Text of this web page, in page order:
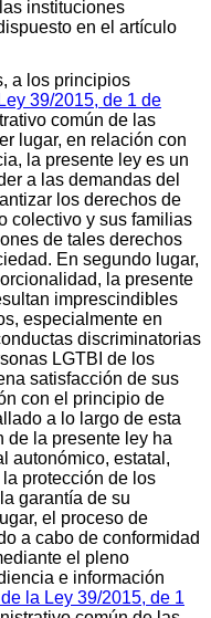
instituciones
en el artículo
a los principios
39/2015, de 1 de
común de las
lugar, en relación con
la presente ley es un
a las demandas del
los derechos de
colectivo y sus familias
de tales derechos
En segundo lugar,
la presente
imprescindibles
especialmente en
discriminatorias
LGTBI de los
satisfacción de sus
con el principio de
a lo largo de esta
de la presente ley ha
autonómico, estatal,
protección de los
garantía de su
el proceso de
a cabo de conformidad
el pleno
e información
la Ley 39/2015, de 1